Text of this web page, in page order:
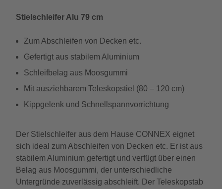
Stielschleifer Alu 79 cm
Zum Abschleifen von Decken etc.
Gefertigt aus stabilem Aluminium
Schleifbelag aus Moosgummi
Mit ausziehbarem Teleskopstiel (80 – 120 cm)
Kippgelenk und Schnellspannvorrichtung
Der Stielschleifer aus dem Hause CONNEX eignet
sich ideal zum Abschleifen von Decken etc. Er ist aus
stabilem Aluminium gefertigt und verfügt über einen
Belag aus Moosgummi, der unterschiedliche
Untergründe zuverlässig abschleift. Der Teleskopstab